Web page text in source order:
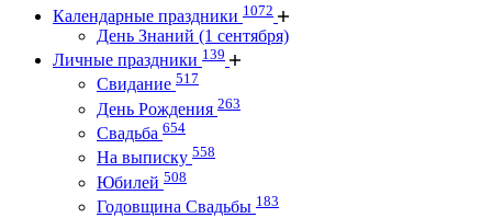
Календарные праздники 1072
День Знаний (1 сентября)
Личные праздники 139
Свидание 517
День Рождения 263
Свадьба 654
На выписку 558
Юбилей 508
Годовщина Свадьбы 183